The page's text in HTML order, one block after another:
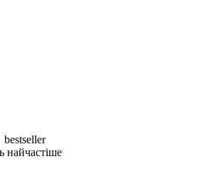
bestseller
найчастіше